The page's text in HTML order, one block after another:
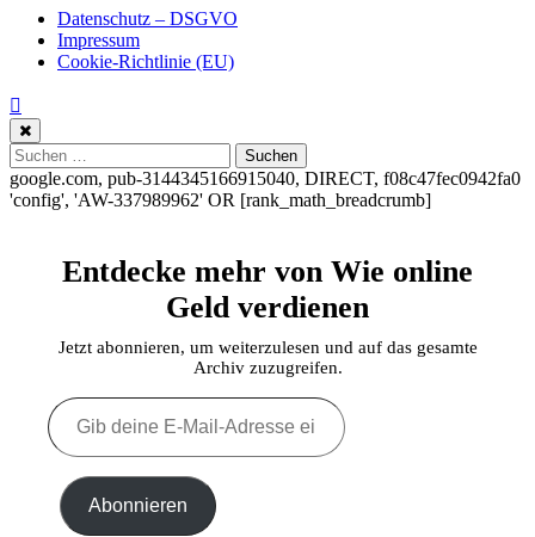
Datenschutz – DSGVO
Impressum
Cookie-Richtlinie (EU)
Suchen
nach:
google.com, pub-3144345166915040, DIRECT, f08c47fec0942fa0
'config', 'AW-337989962' OR [rank_math_breadcrumb]
Entdecke mehr von Wie online
Geld verdienen
Jetzt abonnieren, um weiterzulesen und auf das gesamte
Archiv zuzugreifen.
Gib
deine
E-
Adresse
ein ... Abonnieren